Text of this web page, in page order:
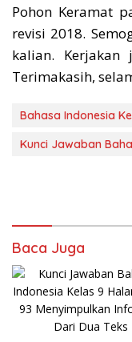
Pohon Keramat
revisi 2018.
kalian. Kerjakan
Terimakasih,
Bahasa Indonesia
Kunci Jawaban
Baca Juga